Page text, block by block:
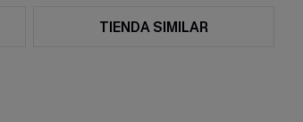
TIENDA SIMILAR